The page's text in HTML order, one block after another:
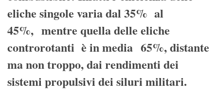
eliche singole varia dal 35% al
45%, mentre quella delle eliche
controrotanti è in media 65%, distante
ma non troppo, dai rendimenti dei
sistemi propulsivi dei siluri militari.